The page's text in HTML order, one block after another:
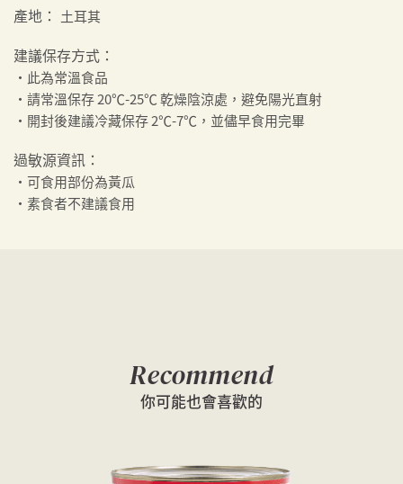
產地： 土耳其
建議保存方式：
・此為常溫食品
・請常溫保存 20℃-25℃ 乾燥陰涼處，避免陽光直射
・開封後建議冷藏保存 2℃-7℃，並儘早食用完畢
過敏源資訊：
・可食用部份為黃瓜
・素食者不建議食用
Recommend
你可能也會喜歡的